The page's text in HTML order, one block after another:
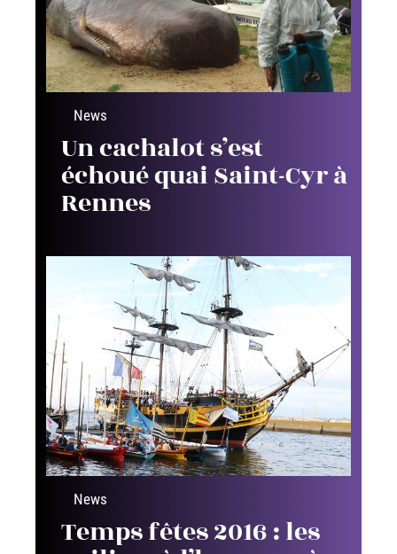
News
Un cachalot s’est
échoué quai Saint-Cyr à
Rennes
News
Temps fêtes 2016 : les